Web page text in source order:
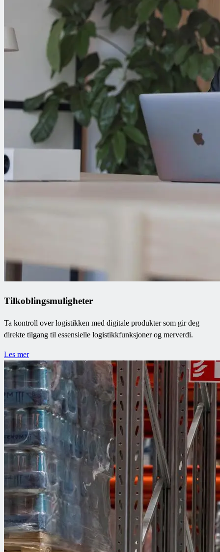
Tilkoblingsmuligheter
Ta kontroll over logistikken med digitale produkter som gir deg
direkte tilgang til essensielle logistikkfunksjoner og merverdi.
Les mer